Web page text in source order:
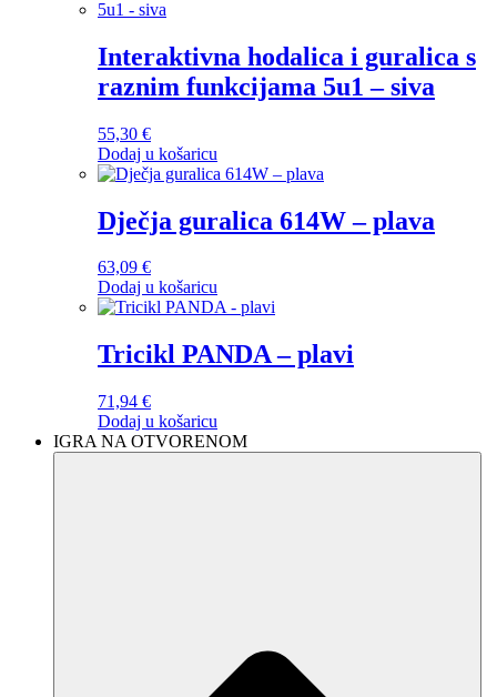
Interaktivna hodalica i guralica s
raznim funkcijama 5u1 – siva
55,30 €
Dodaj u košaricu
Dječja guralica 614W – plava
63,09 €
Dodaj u košaricu
Tricikl PANDA – plavi
71,94 €
Dodaj u košaricu
IGRA NA OTVORENOM